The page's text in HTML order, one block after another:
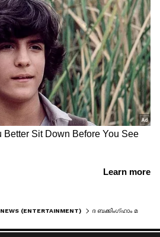
NEWS (ENTERTAINMENT) ദ ബക്കിംഗ്‍ഹാം മര്‍ഡേഴ്‍സ് ഗാനം, വീഡിയോ പുറത്തുവിട്ടു